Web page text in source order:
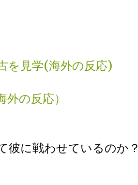
を見学(海外の反応)
の反応）
彼に戦わせているのか？